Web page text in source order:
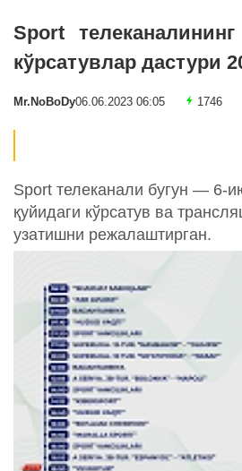
Sport
кўрсатувлар дастури
Mr.NoBoDy06.06.2023 06:05 1746
Sport телеканали бугун — 6-
қуйидаги кўрсатув ва
узатишни режалаштирган.